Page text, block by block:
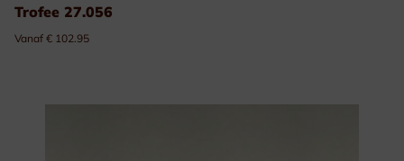
Trofee 27.056
Vanaf € 102.95